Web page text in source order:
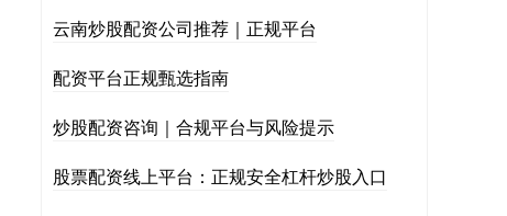
云南炒股配资公司推荐｜正规平台
配资平台正规甄选指南
炒股配资咨询｜合规平台与风险提示
股票配资线上平台：正规安全杠杆炒股入口